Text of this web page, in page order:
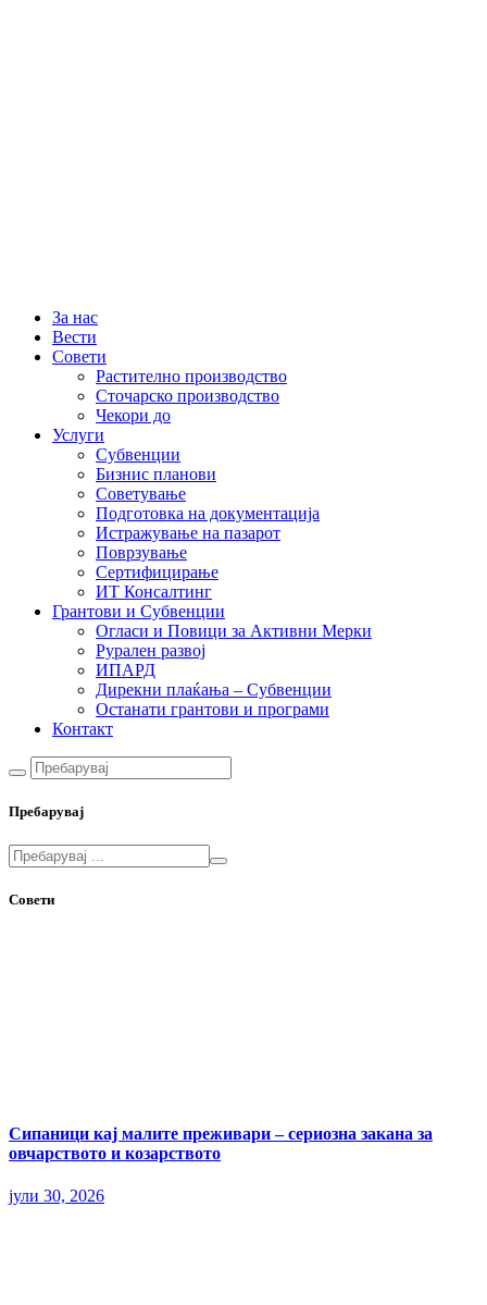
За нас
Вести
Совети
Растително производство
Сточарско производство
Чекори до
Услуги
Субвенции
Бизнис планови
Советување
Подготовка на документација
Истражување на пазарот
Поврзување
Сертифицирање
ИТ Консалтинг
Грантови и Субвенции
Огласи и Повици за Активни Мерки
Рурален развој
ИПАРД
Дирекни плаќања – Субвенции
Останати грантови и програми
Контакт
Пребарувај
Совети
Сипаници кај малите преживари – сериозна закана за
овчарството и козарството
јули 30, 2026